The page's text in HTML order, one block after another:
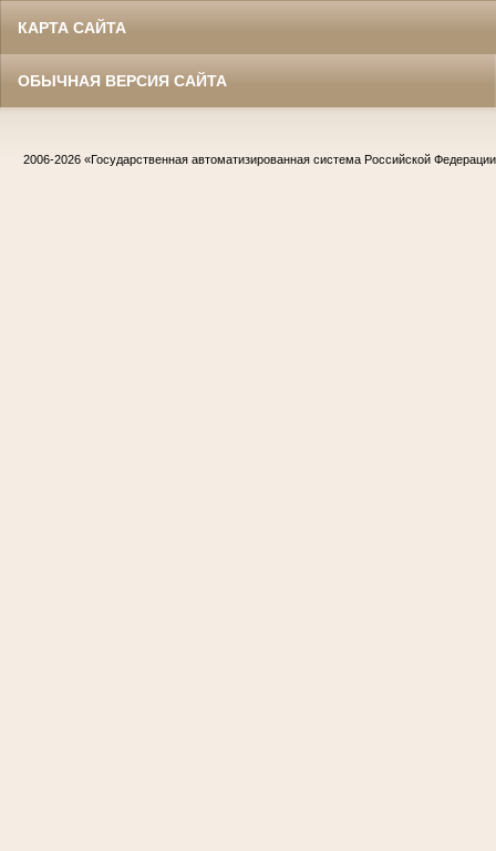
КАРТА САЙТА
ОБЫЧНАЯ ВЕРСИЯ САЙТА
2006-2026 «Государственная автоматизированная система Российской